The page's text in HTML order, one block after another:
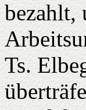
bezahlt,
Ts.